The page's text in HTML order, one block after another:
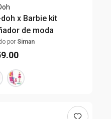
doh x Barbie kit
de moda
por Siman
.00